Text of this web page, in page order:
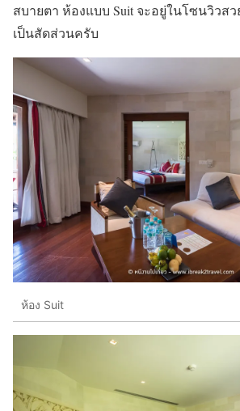
สบายตา ห้องแบบ Suit จะอยู่ในโซนวิวส
เป็นสัดส่วนครับ
ห้อง Suit